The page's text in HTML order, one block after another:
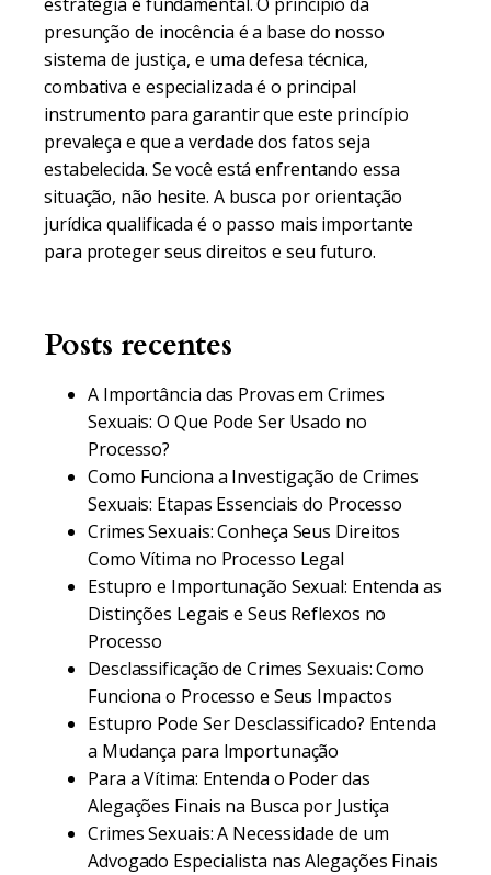
presunção de inocência é a base do nosso
sistema de justiça, e uma defesa técnica,
combativa e especializada é o principal
instrumento para garantir que este princípio
prevaleça e que a verdade dos fatos seja
estabelecida. Se você está enfrentando essa
situação, não hesite. A busca por orientação
jurídica qualificada é o passo mais importante
para proteger seus direitos e seu futuro.
Posts recentes
A Importância das Provas em Crimes
Sexuais: O Que Pode Ser Usado no
Processo?
Como Funciona a Investigação de Crimes
Sexuais: Etapas Essenciais do Processo
Crimes Sexuais: Conheça Seus Direitos
Como Vítima no Processo Legal
Estupro e Importunação Sexual: Entenda as
Distinções Legais e Seus Reflexos no
Processo
Desclassificação de Crimes Sexuais: Como
Funciona o Processo e Seus Impactos
Estupro Pode Ser Desclassificado? Entenda
a Mudança para Importunação
Para a Vítima: Entenda o Poder das
Alegações Finais na Busca por Justiça
Crimes Sexuais: A Necessidade de um
Advogado Especialista nas Alegações Finais